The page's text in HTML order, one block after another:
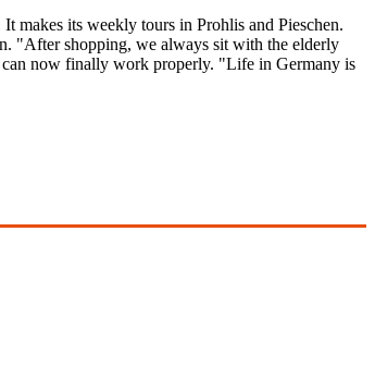
makes its weekly tours in Prohlis and Pieschen.
"After shopping, we always sit with the elderly
can now finally work properly. "Life in Germany is